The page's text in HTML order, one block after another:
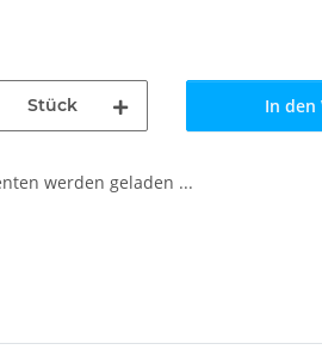
Stück In den
werden geladen ...